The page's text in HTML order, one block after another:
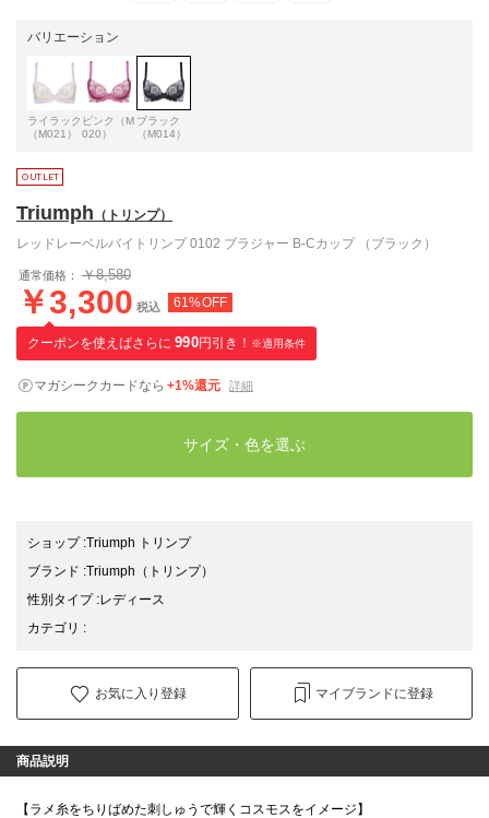
バリエーション
ライラック
（M021）
ピンク（M
020）
ブラック
（M014）
Triumph （トリンプ）
レッドレーベルバイトリンプ 0102 ブラジャー B-Cカップ （ブラック）
通常価格： ￥8,580
￥3,300 税込 61%OFF
クーポンを使えばさらに 990円引き！ ※適用条件
マガシークカードなら +1%還元 詳細
サイズ・色を選ぶ
ショップ:Triumph トリンプ
ブランド :Triumph （トリンプ）
性別タイプ:レディース
カテゴリ :
お気に入り登録 マイブランドに登録
商品説明
【ラメ糸をちりばめた刺しゅうで輝くコスモスをイメージ】